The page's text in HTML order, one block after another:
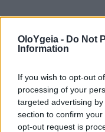
OloYgeia - Do Not
Information
If you wish to opt-out
processing of your
targeted advertising
section to confirm
opt-out request is
10. Αγοράστε
του να
όταν μελετάει.
Που να